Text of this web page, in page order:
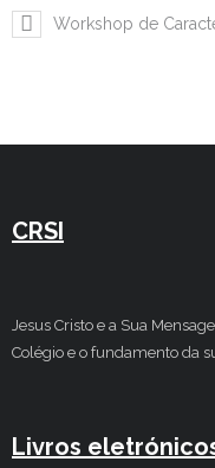
Workshop de
CRSI
Jesus Cristo e a Sua
Colégio e o fundamento da
Livros